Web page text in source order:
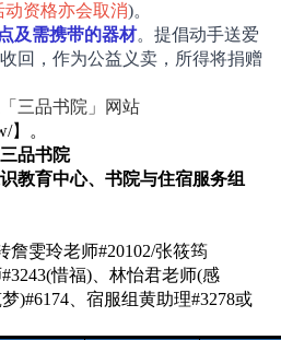
资格亦会取消)。
及需携带的器材。提倡动手送爱
回，作为公益义卖，所得将捐赠
三品书院」网站
】。
品书院
教育中心、书院与住宿服务组
詹雯玲老师#20102/张筱筠
惜福)、林怡君老师(感
)#6174、宿服组黄助理#3278或